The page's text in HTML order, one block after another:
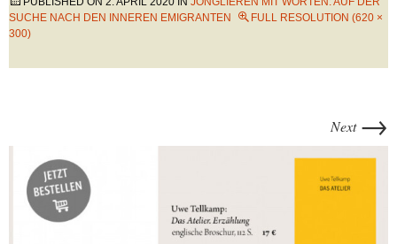
SUCHE NACH DEN INNEREN EMIGRANTEN
FULL RESOLUTION (620 ×
300)
Next →